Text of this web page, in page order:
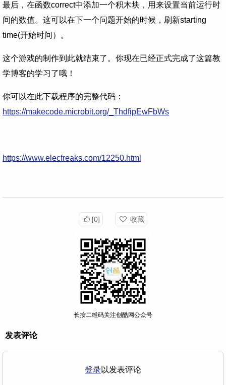
最后，在函数correct中添加一个积木块，用来设置当前运行时
间的数值。这可以在下一个问题开始的时候，刷新starting
time(开始时间）。
这个游戏的制作到此就结束了。你现在已经正式完成了这篇教
学博客的学习了哦！
你可以在此下载程序的完整代码：
https://makecode.microbit.org/_ThdfipEwFbWs
https://www.elecfreaks.com/12250.html
[0] 收藏
长按二维码关注创酷网公众号
发表评论
登录以发表评论